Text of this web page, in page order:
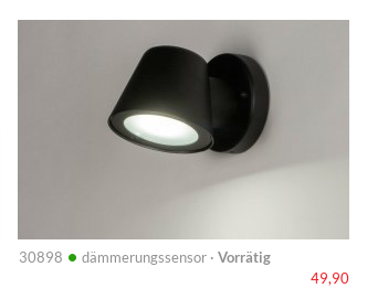
30898 • dämmerungssensor · Vorrätig
49,90
Info